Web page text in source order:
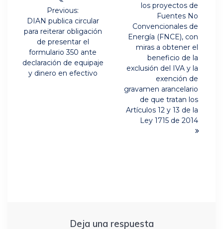
Previous:
Previous
post:
DIAN publica circular
para reiterar obligación
de presentar el
formulario 350 ante
declaración de equipaje
y dinero en efectivo
los proyectos de
Fuentes No
Convencionales de
Energía (FNCE), con
miras a obtener el
beneficio de la
exclusión del IVA y la
exención de
gravamen arancelario
de que tratan los
Artículos 12 y 13 de la
Ley 1715 de 2014
Deja una respuesta